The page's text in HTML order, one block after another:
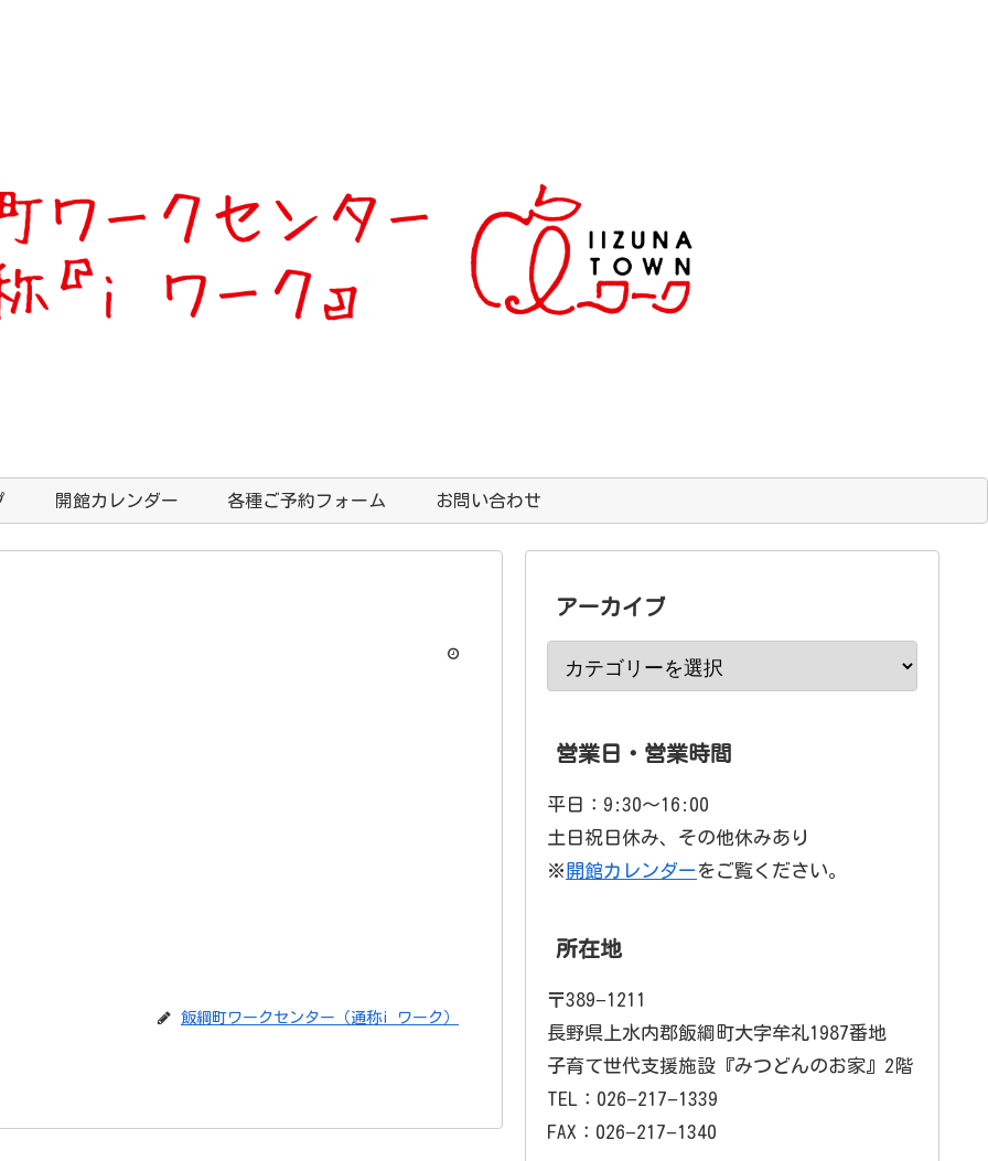
開館カレンダー 各種ご予約フォーム お問い合わせ
飯綱町ワークセンター（通称i ワーク）
アーカイブ
営業日・営業時間
平日：9:30〜16:00
土日祝日休み、その他休みあり
※ 開館カレンダーをご覧ください。
所在地
〒389−1211
長野県上水内郡飯綱町大字牟礼1987番地
子育て世代支援施設『みつどんのお家』2階
TEL：026−217−1339
FAX：026−217−1340